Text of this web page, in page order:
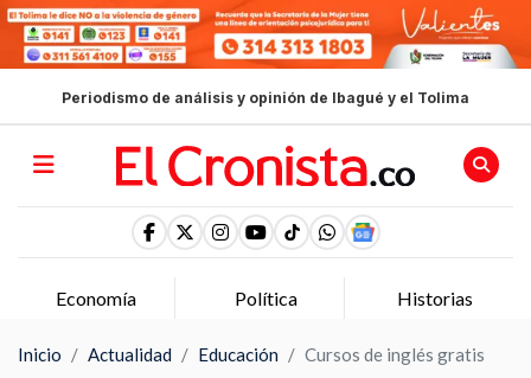
Periodismo de análisis y opinión de Ibagué y el Tolima
Economía Política Historias
Inicio Actualidad Educación Cursos de inglés gratis